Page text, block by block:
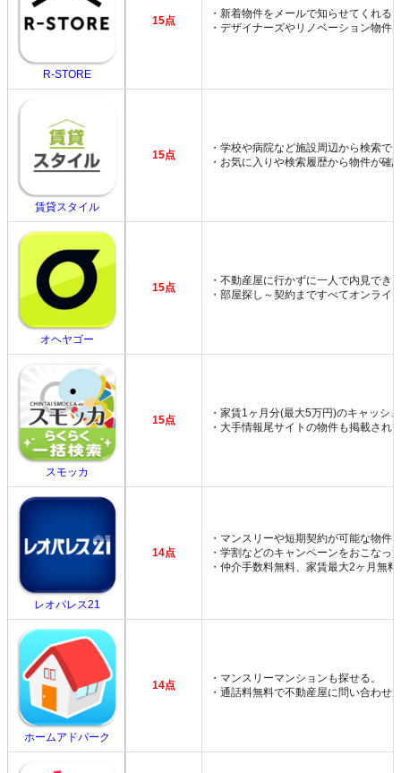
R-STORE
15点
・新着物件をメールで知らせてくれる
・デザイナーズやリノベーション物件
賃貸スタイル
15点
・学校や病院など施設周辺から検索で
・お気に入りや検索履歴から物件が確
オヘヤゴー
15点
・不動産屋に行かずに一人で内見でき
・部屋探し～契約まですべてオンライ
スモッカ
15点
・家賃1ヶ月分(最大5万円)のキャッシ
・大手情報尾サイトの物件も掲載され
レオパレス21
14点
・マンスリーや短期契約が可能な物件
・学割などのキャンペーンをおこなっ
・仲介手数料無料、家賃最大2ヶ月無
ホームアドパーク
14点
・マンスリーマンションも探せる。
・通話料無料で不動産屋に問い合わせ